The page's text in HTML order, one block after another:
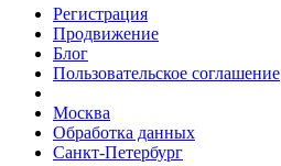
Регистрация
Продвижение
Блог
Пользовательское соглашение
Москва
Обработка данных
Санкт-Петербург